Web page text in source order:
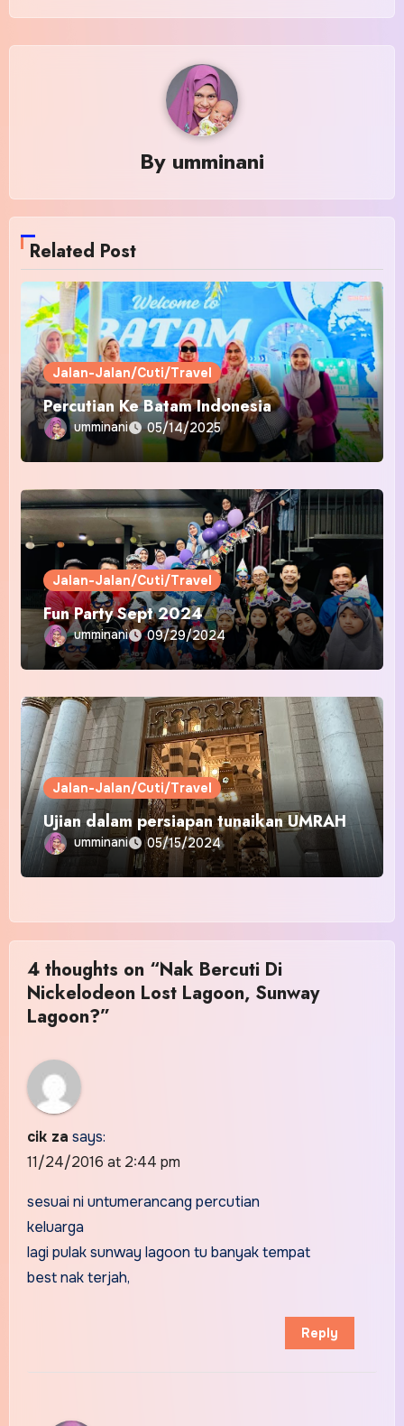
By umminani
Related Post
Jalan-Jalan/Cuti/Travel
Percutian Ke Batam Indonesia
umminani 05/14/2025
Jalan-Jalan/Cuti/Travel
Fun Party Sept 2024
umminani 09/29/2024
Jalan-Jalan/Cuti/Travel
Ujian dalam persiapan tunaikan UMRAH
umminani 05/15/2024
4 thoughts on “Nak Bercuti Di
Nickelodeon Lost Lagoon, Sunway
Lagoon?”
cik za says:
11/24/2016 at 2:44 pm
sesuai ni untumerancang percutian
keluarga
lagi pulak sunway lagoon tu banyak tempat
best nak terjah,
Reply